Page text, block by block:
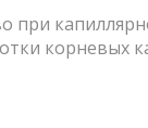
корневых